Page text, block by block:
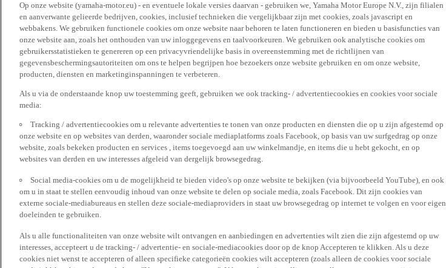
Op onze website (yamaha-motor.eu) - en eventuele lokale versies daarvan - gebruiken we, Yamaha Motor Europe N.V., zijn filialen
en aanverwante gelieerde bedrijven, cookies, inclusief technieken die vergelijkbaar zijn met cookies, zoals javascript en
webbakens. We gebruiken functionele cookies om onze website naar behoren te laten functioneren en bieden u basisfuncties van
onze website aan, zoals het onthouden van uw inloggegevens en taalvoorkeuren. We gebruiken ook analytische cookies om
gebruikersstatistieken te genereren op een privacyvriendelijke basis in overeenstemming met de richtlijnen van
gegevensbeschermingsautoriteiten om ons te helpen begrijpen hoe bezoekers onze website gebruiken en om onze website,
producten, diensten en marketinginspanningen te verbeteren.
Als u via de onderstaande knop uw toestemming geeft, gebruiken we ook tracking- / advertentiecookies en cookies voor sociale
media:
Tracking / advertentiecookies om u relevante advertenties te tonen van onze producten en diensten die op u zijn afgestemd op
onze website en op websites van derden, waaronder sociale mediaplatforms zoals Facebook, op basis van uw surfgedrag op onze
website, zoals bekeken producten en services , items toegevoegd aan uw winkelmandje, en items die u hebt gekocht, en op
websites van derden en uw interesses afgeleid van dergelijk browsegedrag.
Social media-cookies om u de mogelijkheid te bieden video's op onze website te bekijken (via bijvoorbeeld YouTube), en ook
om u in staat te stellen eenvoudig inhoud van onze website te delen op sociale media, zoals Facebook. Dit zijn cookies van
externe sociale-mediabureaus en stellen deze sociale-mediaproviders in staat uw browsegedrag op internet te volgen en voor eigen
doeleinden te gebruiken.
Als u alle functionaliteiten van onze website wilt ontvangen en aanbiedingen en advertenties wilt zien die zijn afgestemd op uw
interesses, accepteert u de tracking- / advertentie- en sociale-mediacookies door op de knop Accepteren te klikken. Als u deze
cookies niet wenst te accepteren of alleen specifieke categorieën cookies wilt accepteren (zoals alleen de cookies voor sociale